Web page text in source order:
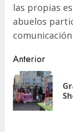
las propias
abuelos
de
entradas
Anterior